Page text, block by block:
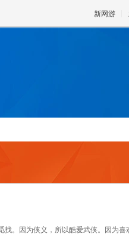
新网游
找。因为侠义，所以酷爱武侠。因为